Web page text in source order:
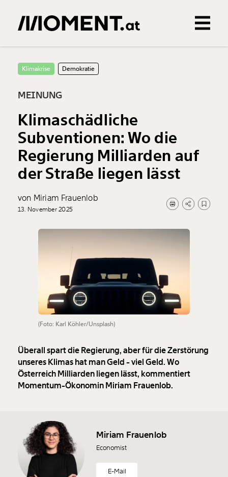
0Treffer
Klimakrise Demokratie
MEINUNG
Klimaschädliche
Subventionen: Wo die
Regierung Milliarden auf
der Straße liegen lässt
von Miriam Frauenlob
13. November 2025
(Foto: Karl Köhler/Unsplash)
Überall spart die Regierung, aber für die Zerstörung
unseres Klimas hat man Geld - viel Geld. Wo
Österreich Milliarden liegen lässt, kommentiert
Momentum-Ökonomin Miriam Frauenlob.
Miriam Frauenlob
Economist
E-Mail